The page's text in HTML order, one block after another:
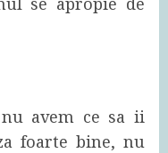
avem ce sa ii
foarte bine, nu